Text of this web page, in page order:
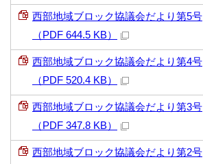
西部地域ブロック協議会だより第5号
（PDF 644.5 KB）
西部地域ブロック協議会だより第4号
（PDF 520.4 KB）
西部地域ブロック協議会だより第3号
（PDF 347.8 KB）
西部地域ブロック協議会だより第2号